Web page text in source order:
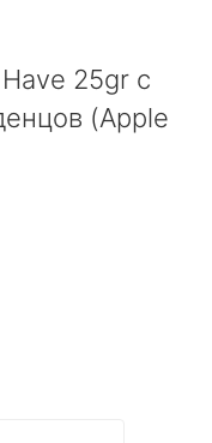
25gr с
(Apple